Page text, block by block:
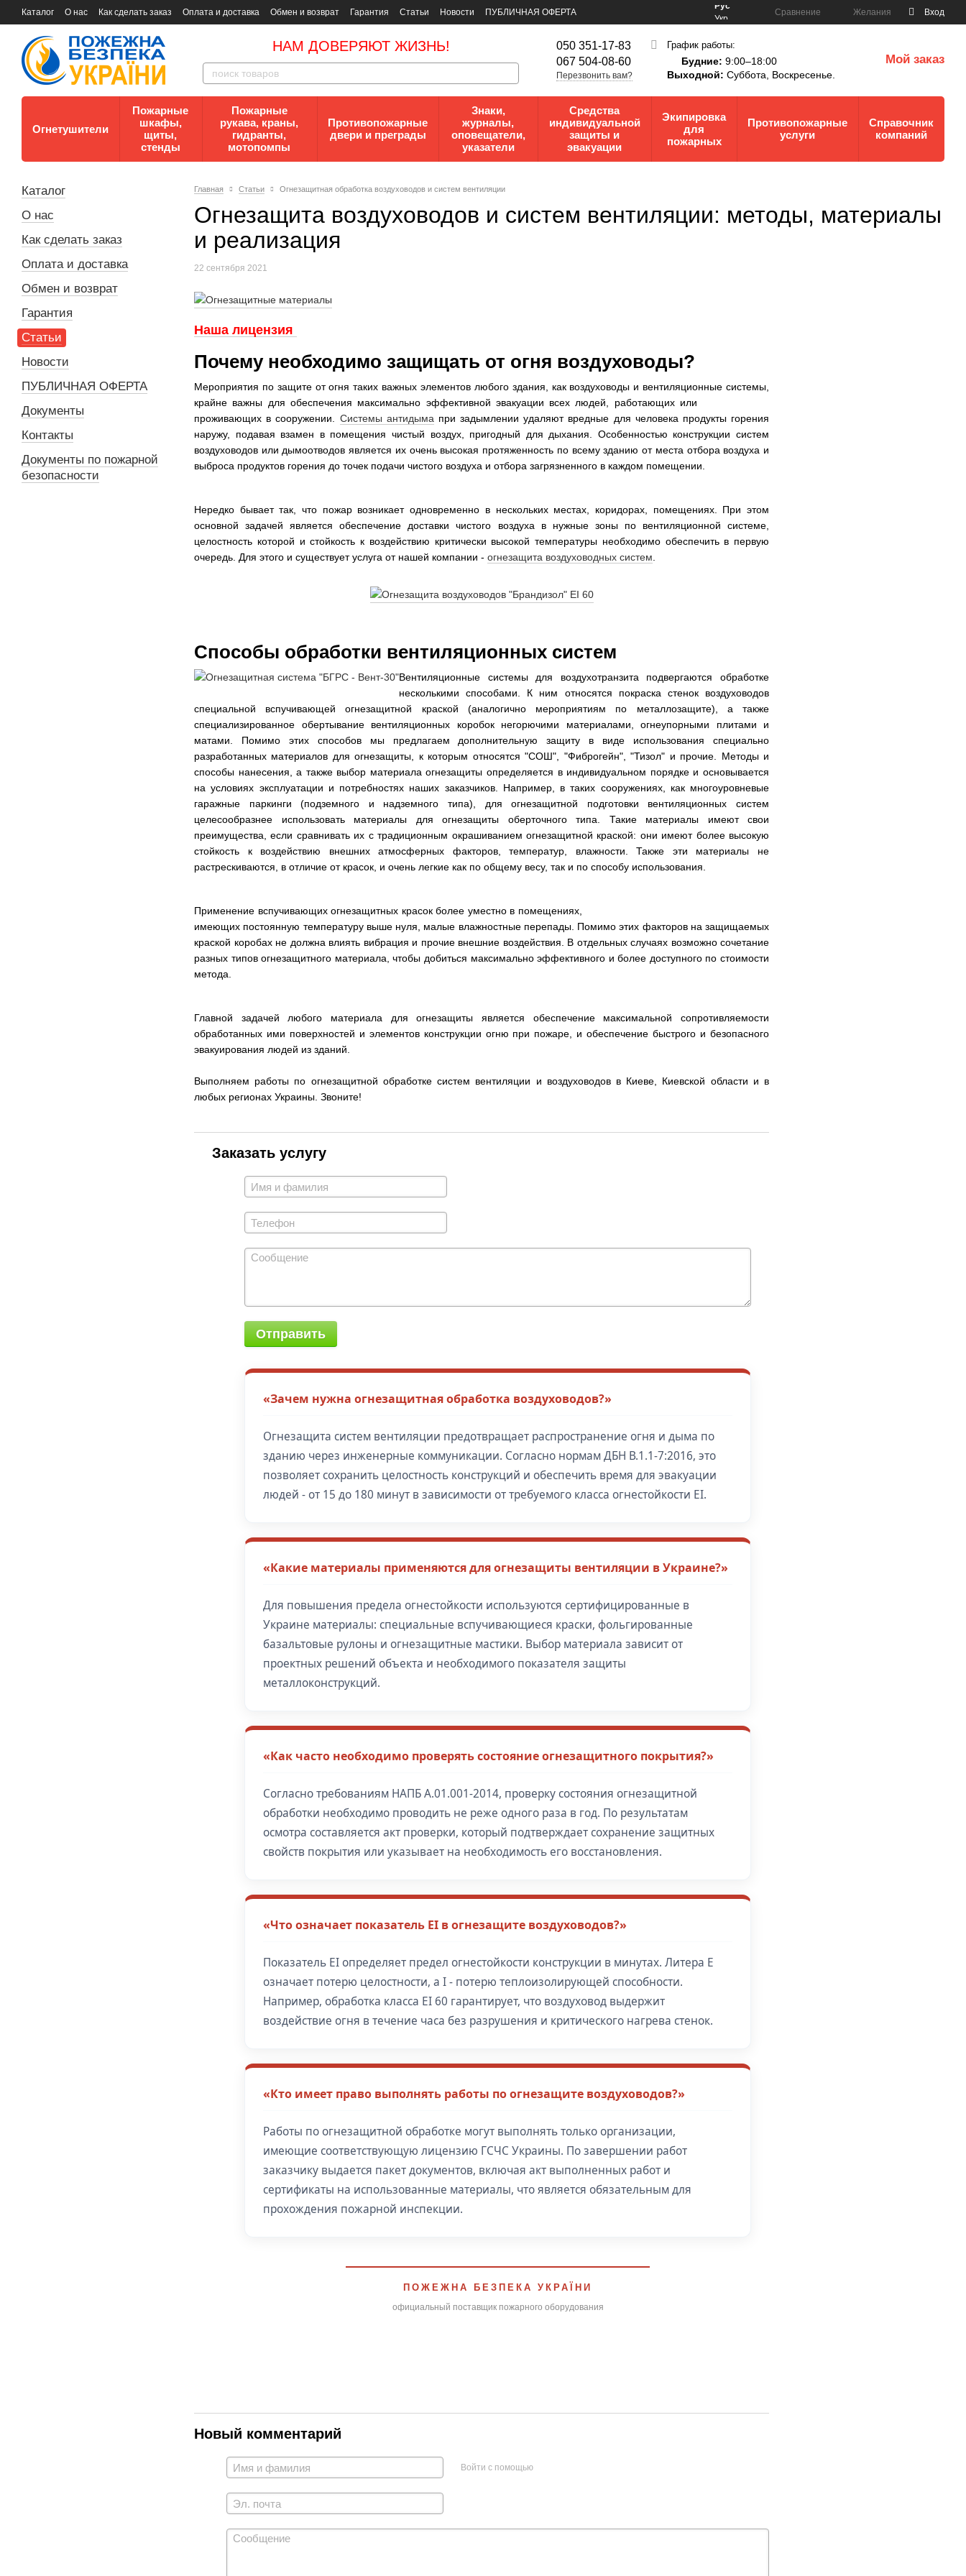
Каталог О нас Как сделать заказ Оплата и доставка Обмен и возврат Гарантия Статьи Новости
ПУБЛИЧНАЯ ОФЕРТА
Документы
Контакты Документы по пожарной безопасности
Рус
Укр
Сравнение Желания Вход
НАМ ДОВЕРЯЮТ ЖИЗНЬ!
050 351-17-83
067 504-08-60
Перезвонить вам?
График работы:
Будние: 9:00–18:00
Выходной: Суббота, Воскресенье.
Мой заказ
Огнетушители
Пожарные
шкафы,
щиты,
стенды
Пожарные
рукава, краны,
гидранты,
мотопомпы
Противопожарные
двери и преграды
Знаки,
журналы,
оповещатели,
указатели
Средства
индивидуальной
защиты и
эвакуации
Экипировка
для
пожарных
Противопожарные
услуги
Справочник
компаний
Главная Статьи Огнезащитная обработка воздуховодов и систем вентиляции
Огнезащита воздуховодов и систем вентиляции: методы, материалы
и реализация
22 сентября 2021
Наша лицензия
Почему необходимо защищать от огня воздуховоды?
Мероприятия по защите от огня таких важных элементов любого здания, как воздуховоды и вентиляционные системы,
крайне важны для обеспечения максимально эффективной эвакуации всех людей, работающих или
проживающих в сооружении. Системы антидыма при задымлении удаляют вредные для человека продукты горения
наружу, подавая взамен в помещения чистый воздух, пригодный для дыхания. Особенностью конструкции систем
воздуховодов или дымоотводов является их очень высокая протяженность по всему зданию от места отбора воздуха и
выброса продуктов горения до точек подачи чистого воздуха и отбора загрязненного в каждом помещении.
Нередко бывает так, что пожар возникает одновременно в нескольких местах, коридорах, помещениях. При этом
основной задачей является обеспечение доставки чистого воздуха в нужные зоны по вентиляционной системе,
целостность которой и стойкость к воздействию критически высокой температуры необходимо обеспечить в первую
очередь. Для этого и существует услуга от нашей компании - огнезащита воздуховодных систем
Способы обработки вентиляционных систем
Вентиляционные системы для воздухотранзита подвергаются обработке
несколькими способами. К ним относятся покраска стенок воздуховодов
специальной вспучивающей огнезащитной краской (аналогично мероприятиям по металлозащите), а также
специализированное обертывание вентиляционных коробок негорючими материалами, огнеупорными плитами и
матами. Помимо этих способов мы предлагаем дополнительную защиту в виде использования специально
разработанных материалов для огнезащиты, к которым относятся "СОШ", "Фиброгейн", "Тизол" и прочие. Методы и
способы нанесения, а также выбор материала огнезащиты определяется в индивидуальном порядке и основывается
на условиях эксплуатации и потребностях наших заказчиков. Например, в таких сооружениях, как многоуровневые
гаражные паркинги (подземного и надземного типа), для огнезащитной подготовки вентиляционных систем
целесообразнее использовать материалы для огнезащиты оберточного типа. Такие материалы имеют свои
преимущества, если сравнивать их с традиционным окрашиванием огнезащитной краской: они имеют более высокую
стойкость к воздействию внешних атмосферных факторов, температур, влажности. Также эти материалы не
растрескиваются, в отличие от красок, и очень легкие как по общему весу, так и по способу использования.
Применение вспучивающих огнезащитных красок более уместно в помещениях,
имеющих постоянную температуру выше нуля, малые влажностные перепады. Помимо этих факторов на защищаемых
краской коробах не должна влиять вибрация и прочие внешние воздействия. В отдельных случаях возможно сочетание
разных типов огнезащитного материала, чтобы добиться максимально эффективного и более доступного по стоимости
метода.
Главной задачей любого материала для огнезащиты является обеспечение максимальной сопротивляемости
обработанных ими поверхностей и элементов конструкции огню при пожаре, и обеспечение быстрого и безопасного
эвакуирования людей из зданий.
Выполняем работы по огнезащитной обработке систем вентиляции и воздуховодов в Киеве, Киевской области и в
любых регионах Украины. Звоните!
Заказать услугу
Отправить
«Зачем нужна огнезащитная обработка воздуховодов?»
Огнезащита систем вентиляции предотвращает распространение огня и дыма по
зданию через инженерные коммуникации. Согласно нормам ДБН В.1.1-7:2016, это
позволяет сохранить целостность конструкций и обеспечить время для эвакуации
людей - от 15 до 180 минут в зависимости от требуемого класса огнестойкости EI.
«Какие материалы применяются для огнезащиты вентиляции в Украине?»
Для повышения предела огнестойкости используются сертифицированные в
Украине материалы: специальные вспучивающиеся краски, фольгированные
базальтовые рулоны и огнезащитные мастики. Выбор материала зависит от
проектных решений объекта и необходимого показателя защиты
металлоконструкций.
«Как часто необходимо проверять состояние огнезащитного покрытия?»
Согласно требованиям НАПБ А.01.001-2014, проверку состояния огнезащитной
обработки необходимо проводить не реже одного раза в год. По результатам
осмотра составляется акт проверки, который подтверждает сохранение защитных
свойств покрытия или указывает на необходимость его восстановления.
«Что означает показатель EI в огнезащите воздуховодов?»
Показатель EI определяет предел огнестойкости конструкции в минутах. Литера Е
означает потерю целостности, а I - потерю теплоизолирующей способности.
Например, обработка класса EI 60 гарантирует, что воздуховод выдержит
воздействие огня в течение часа без разрушения и критического нагрева стенок.
«Кто имеет право выполнять работы по огнезащите воздуховодов?»
Работы по огнезащитной обработке могут выполнять только организации,
имеющие соответствующую лицензию ГСЧС Украины. По завершении работ
заказчику выдается пакет документов, включая акт выполненных работ и
сертификаты на использованные материалы, что является обязательным для
прохождения пожарной инспекции.
ПОЖЕЖНА БЕЗПЕКА УКРАЇНИ
официальный поставщик пожарного оборудования
Новый комментарий
Войти с помощью
Каталог
О нас
Как сделать заказ
Оплата и доставка
Обмен и возврат
Гарантия
Статьи
Новости
ПУБЛИЧНАЯ ОФЕРТА
Документы
Контакты
Документы по пожарной
безопасности